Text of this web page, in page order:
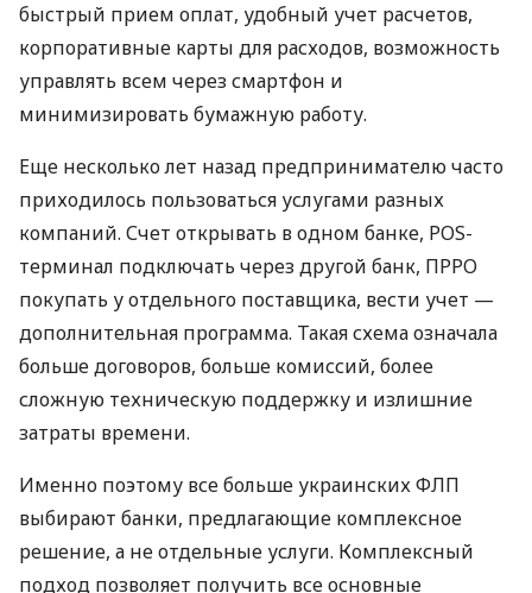
быстрый прием оплат, удобный учет расчетов,
корпоративные карты для расходов, возможность
управлять всем через смартфон и
минимизировать бумажную работу.
Еще несколько лет назад предпринимателю часто
приходилось пользоваться услугами разных
компаний. Счет открывать в одном банке, POS-
терминал подключать через другой банк, ПРРО
покупать у отдельного поставщика, вести учет —
дополнительная программа. Такая схема означала
больше договоров, больше комиссий, более
сложную техническую поддержку и излишние
затраты времени.
Именно поэтому все больше украинских ФЛП
выбирают банки, предлагающие комплексное
решение, а не отдельные услуги. Комплексный
подход позволяет получить все основные